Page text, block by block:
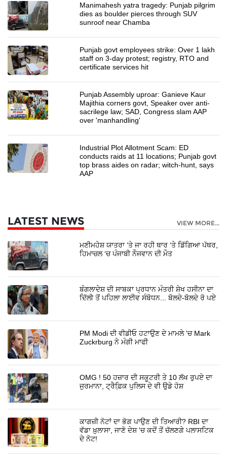
Manimahesh yatra tragedy: Punjab pilgrim
dies as boulder pierces through SUV
sunroof near Chamba
Punjab govt employees strike: Over 1 lakh
staff on 3-day protest; registry, RTO and
certificate services hit
Punjab Assembly uproar: Ganieve Kaur
Majithia corners govt, Speaker over anti-
sacrilege law; SAD, Congress slam AAP
over 'manhandling'
Industrial Plot Allotment Scam: ED
conducts raids at 11 locations; Punjab govt
top brass aides on radar; witch-hunt, says
AAP
LATEST NEWS VIEW MORE...
ਮਣੀਮਹੇਸ਼ ਯਾਤਰਾ ‘ਤੇ ਜਾ ਰਹੀ ਥਾਰ ‘ਤੇ ਡਿੱਗਿਆ ਪੱਥਰ,
ਹਿਮਾਚਲ ‘ਚ ਪੰਜਾਬੀ ਨੌਜਵਾਨ ਦੀ ਮੌਤ
ਬੰਗਲਾਦੇਸ਼ ਦੀ ਸਾਬਕਾ ਪ੍ਰਧਾਨ ਮੰਤਰੀ ਸ਼ੇਖ ਹਸੀਨਾ ਦਾ
ਦਿੱਲੀ ਤੋਂ ਪਹਿਲਾ ਲਾਈਵ ਸੰਬੋਧਨ... ਬੋਲਦੇ-ਬੋਲਦੇ ਰੋ ਪਏ
PM Modi ਦੀ ਵੀਡੀਓ ਹਟਾਉਣ ਦੇ ਮਾਮਲੇ 'ਚ Mark
Zuckrburg ਨੇ ਮੰਗੀ ਮਾਫੀ
OMG ! 50 ਹਜ਼ਾਰ ਦੀ ਸਕੂਟਰੀ ਤੇ 10 ਲੱਖ ਰੁਪਏ ਦਾ
ਜੁਰਮਾਨਾ, ਟ੍ਰੈਫ਼ਿ਼ਕ ਪੁਲਿਸ ਦੇ ਵੀ ਉਡੇ ਹੋਸ਼
ਕਾਗਜ਼ੀ ਨੋਟਾਂ ਦਾ ਭੋਗ ਪਾਉਣ ਦੀ ਤਿਆਰੀ? RBI ਦਾ
ਵੱਡਾ ਖ਼ੁਲਾਸਾ, ਜਾਣੋ ਦੇਸ਼ 'ਚ ਕਦੋਂ ਤੋਂ ਚੱਲਣਗੇ ਪਲਾਸਟਿਕ
ਦੇ ਨੋਟ!